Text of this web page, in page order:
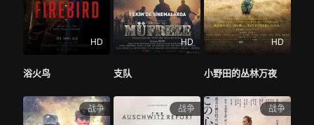
HD
浴火鸟
HD
支队
HD
小野田的丛林万夜
战争 战争 战争